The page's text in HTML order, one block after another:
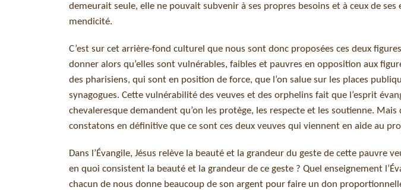
demeurait seule, elle ne pouvait subvenir à ses propres besoins et à ceux de
mendicité.
C’est sur cet arrière-fond culturel que nous sont donc proposées ces deux
donner alors qu’elles sont vulnérables, faibles et pauvres en opposition aux
des pharisiens, qui sont en position de force, que l’on salue sur les places
synagogues. Cette vulnérabilité des veuves et des orphelins fait que l’esprit
chevaleresque demandent qu’on les protège, les respecte et les soutienne. Mais
constatons en définitive que ce sont ces deux veuves qui viennent en aide au
Dans l’Évangile, Jésus relève la beauté et la grandeur du geste de cette pauvre
en quoi consistent la beauté et la grandeur de ce geste ? Quel enseignement
chacun de nous donne beaucoup de son argent pour faire un don